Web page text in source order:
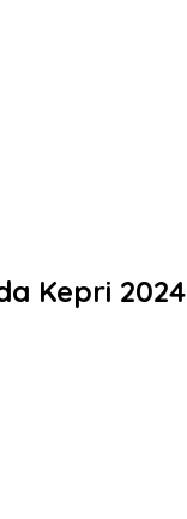
Kepri 2024